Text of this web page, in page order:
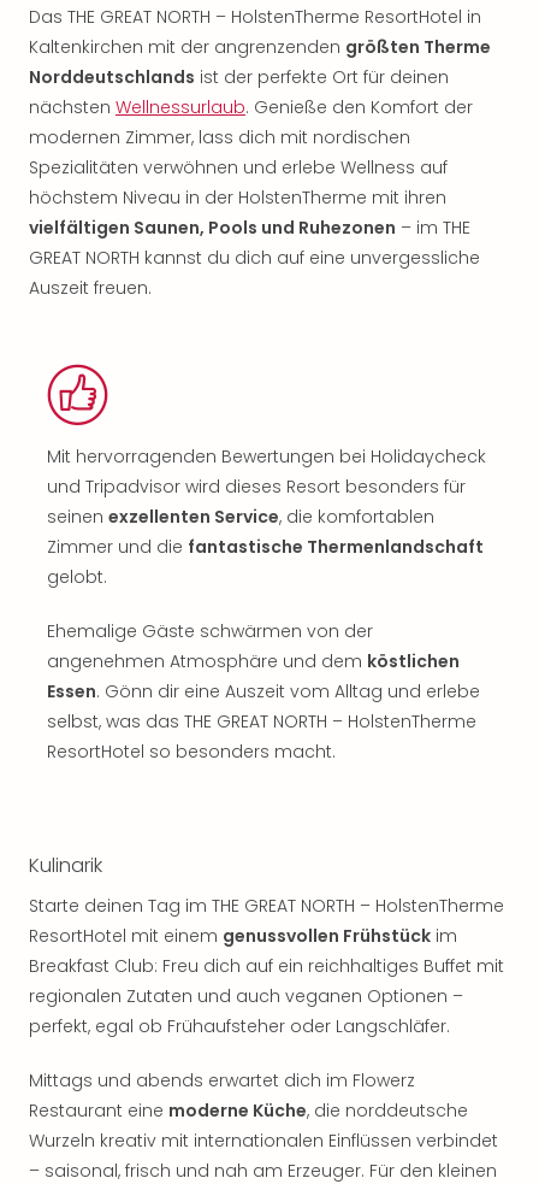
Das THE GREAT NORTH – HolstenTherme ResortHotel in
Kaltenkirchen mit der angrenzenden größten Therme
Norddeutschlands ist der perfekte Ort für deinen
nächsten Wellnessurlaub. Genieße den Komfort der
modernen Zimmer, lass dich mit nordischen
Spezialitäten verwöhnen und erlebe Wellness auf
höchstem Niveau in der HolstenTherme mit ihren
vielfältigen Saunen, Pools und Ruhezonen – im THE
GREAT NORTH kannst du dich auf eine unvergessliche
Auszeit freuen.
Mit hervorragenden Bewertungen bei Holidaycheck
und Tripadvisor wird dieses Resort besonders für
seinen exzellenten Service, die komfortablen
Zimmer und die fantastische Thermenlandschaft
gelobt.
Ehemalige Gäste schwärmen von der
angenehmen Atmosphäre und dem köstlichen
Essen. Gönn dir eine Auszeit vom Alltag und erlebe
selbst, was das THE GREAT NORTH – HolstenTherme
ResortHotel so besonders macht.
Kulinarik
Starte deinen Tag im THE GREAT NORTH – HolstenTherme
ResortHotel mit einem genussvollen Frühstück im
Breakfast Club: Freu dich auf ein reichhaltiges Buffet mit
regionalen Zutaten und auch veganen Optionen –
perfekt, egal ob Frühaufsteher oder Langschläfer.
Mittags und abends erwartet dich im Flowerz
Restaurant eine moderne Küche, die norddeutsche
Wurzeln kreativ mit internationalen Einflüssen verbindet
– saisonal, frisch und nah am Erzeuger. Für den kleinen